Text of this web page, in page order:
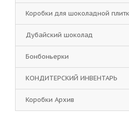
Коробки для шоколадной
Дубайский шоколад
Бонбоньерки
КОНДИТЕРСКИЙ ИНВЕНТАРЬ
Коробки Архив